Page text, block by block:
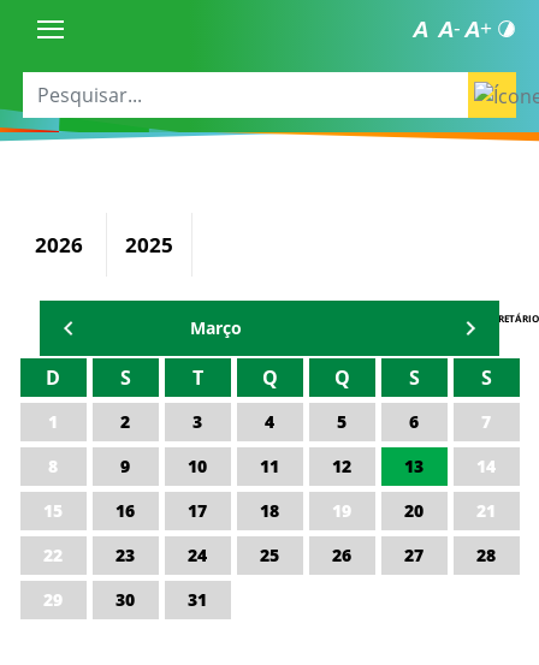
2026 2025
AGENDA DO SECRETÁRIO
Março
D S T Q Q S S
1 2 3 4 5 6
7
8
9 10 11 12 13
14
15
16 17 18 19 20
21
22
23 24 25 26 27
28
29
30 31